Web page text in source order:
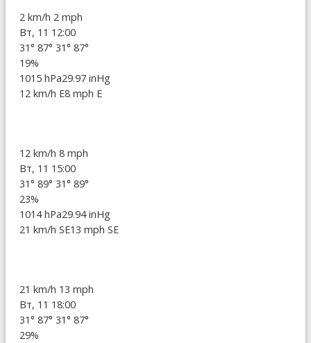
2 km/h 2 mph
Вт, 11 12:00
31° 87° 31° 87°
19%
1015 hPa29.97 inHg
12 km/h E8 mph E
12 km/h 8 mph
Вт, 11 15:00
31° 89° 31° 89°
23%
1014 hPa29.94 inHg
21 km/h SE13 mph SE
21 km/h 13 mph
Вт, 11 18:00
31° 87° 31° 87°
29%